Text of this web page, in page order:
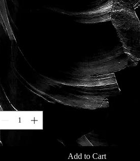
Amanecer en las costas de
Escocia
Price
Add to Cart